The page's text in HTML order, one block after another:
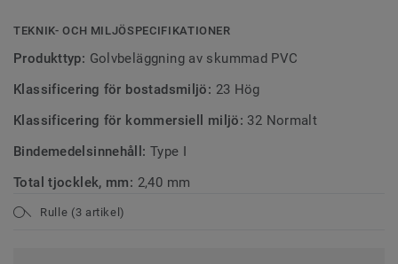
TEKNIK- OCH MILJÖSPECIFIKATIONER
Produkttyp: Golvbeläggning av skummad PVC
Klassificering för bostadsmiljö: 23 Hög
Klassificering för kommersiell miljö: 32 Normalt
Bindemedelsinnehåll: Type I
Total tjocklek, mm: 2,40 mm
Rulle (3 artikel)